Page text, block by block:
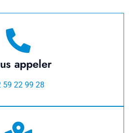
appeler
59 22 99 28